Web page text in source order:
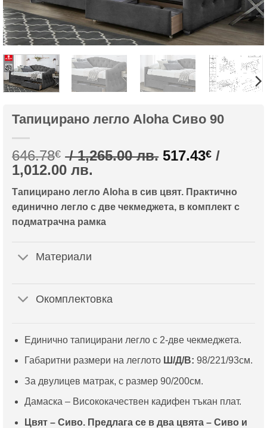
Тапицирано легло Aloha Сиво 90
646.78€ / 1,265.00 лв. Original
646.78€
/
517.43€ /
1,012.00 лв.
е:
517.43€
/
Тапицирано легло Aloha в сив цвят. Практично
единично легло с две чекмеджета, в комплект с
подматрачна рамка
Материали
Окомплектовка
Единично тапицирани легло с 2-две чекмеджета.
Габаритни размери на леглотоШ/Д/В: 98/221/93см.
За двулицев матрак, с размер 90/200см.
Дамаска – Висококачествен кадифен тъкан плат.
Цвят – Сиво. Предлага се в два цвята – Сиво и